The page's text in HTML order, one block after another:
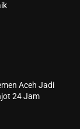
Aceh Jadi
24 Jam